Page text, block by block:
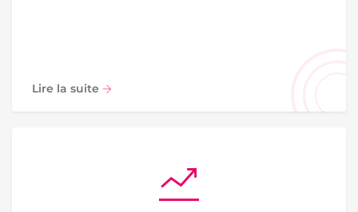
Lire la suite